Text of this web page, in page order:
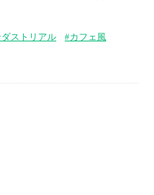
ストリアル #カフェ風